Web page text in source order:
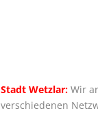
Stadt Wetzlar:Wir
verschiedenen